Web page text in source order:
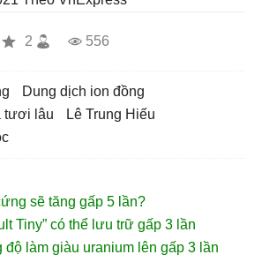
2 556
dung dịch ion đồng
tươi lâu
Lê Trung Hi​ếu
sẽ tăng gấp 5 lần?
Tiny” có thể lưu trữ gấp 3 lần
độ làm giàu uranium lên gấp 3 lần